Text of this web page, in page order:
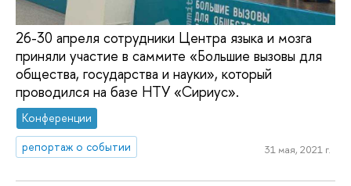
26-30 апреля сотрудники Центра языка и мозга
приняли участие в саммите «Большие вызовы для
общества, государства и науки», который
проводился на базе НТУ «Сириус».
Конференции
репортаж о событии
31 мая, 2021 г.